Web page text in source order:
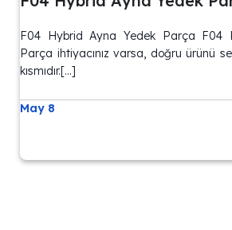
F04 Hybrid Ayna Yedek Parça F04
Parça ihtiyacınız varsa, doğru ürünü
kısmıdır.[…]
May 8